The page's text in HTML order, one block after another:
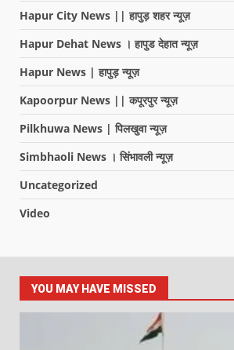
Hapur City News || हापुड़ शहर न्यूज़
Hapur Dehat News । हापुड देहात न्यूज़
Hapur News | हापुड़ न्यूज़
Kapoorpur News || कपूरपुर न्यूज़
Pilkhuwa News | पिलखुवा न्यूज़
Simbhaoli News । सिंभावली न्यूज़
Uncategorized
Video
YOU MAY HAVE MISSED